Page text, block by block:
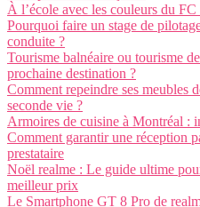
À l’école avec les couleurs du
Pourquoi faire un stage de
conduite ?
Tourisme balnéaire ou tourisme
prochaine destination ?
Comment repeindre ses meubles
seconde vie ?
Armoires de cuisine à Montréal :
Comment garantir une réception
prestataire
Noël realme : Le guide ultime
meilleur prix
Le Smartphone GT 8 Pro de